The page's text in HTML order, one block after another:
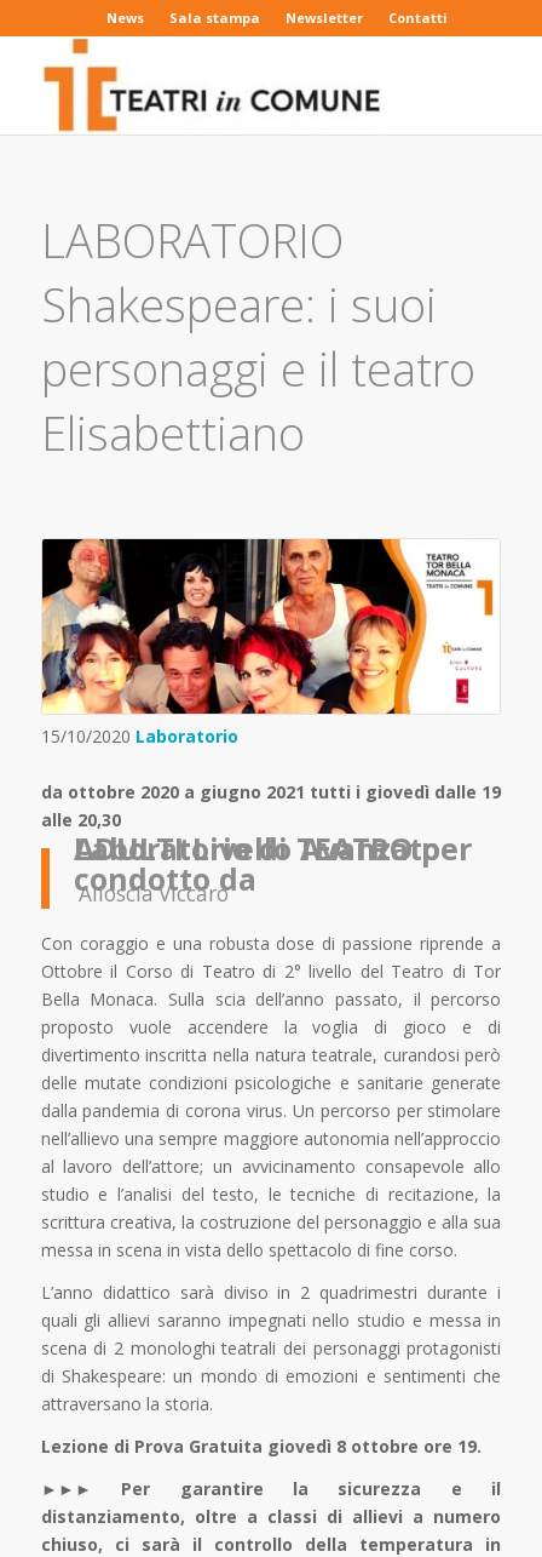
News Sala stampa Newsletter Contatti
LABORATORIO
Shakespeare: i suoi
personaggi e il teatro
Elisabettiano
15/10/2020 Laboratorio
da ottobre 2020 a giugno 2021 tutti i giovedì dalle 19
alle 20,30
Laboratorio di TEATRO per ADULTI Livello Avanzato
condotto da
Alioscia Viccaro
Con coraggio e una robusta dose di passione riprende a
Ottobre il Corso di Teatro di 2° livello del Teatro di Tor
Bella Monaca. Sulla scia dell’anno passato, il percorso
proposto vuole accendere la voglia di gioco e di
divertimento inscritta nella natura teatrale, curandosi però
delle mutate condizioni psicologiche e sanitarie generate
dalla pandemia di corona virus. Un percorso per stimolare
nell’allievo una sempre maggiore autonomia nell’approccio
al lavoro dell’attore; un avvicinamento consapevole allo
studio e l’analisi del testo, le tecniche di recitazione, la
scrittura creativa, la costruzione del personaggio e alla sua
messa in scena in vista dello spettacolo di fine corso.
L’anno didattico sarà diviso in 2 quadrimestri durante i
quali gli allievi saranno impegnati nello studio e messa in
scena di 2 monologhi teatrali dei personaggi protagonisti
di Shakespeare: un mondo di emozioni e sentimenti che
attraversano la storia.
Lezione di Prova Gratuita giovedì 8 ottobre ore 19.
►►► Per garantire la sicurezza e il
distanziamento, oltre a classi di allievi a numero
chiuso, ci sarà il controllo della temperatura in